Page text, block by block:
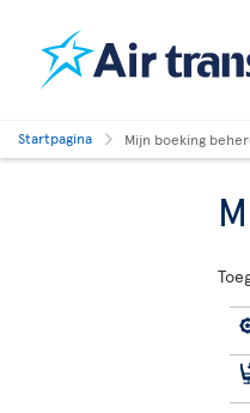
Startpagina Mijn boeking